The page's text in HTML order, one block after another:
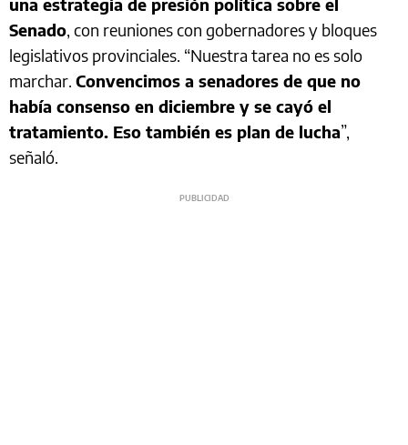
una estrategia de presión política sobre el
Senado, con reuniones con gobernadores y bloques
legislativos provinciales. “Nuestra tarea no es solo
marchar. Convencimos a senadores de que no
había consenso en diciembre y se cayó el
tratamiento. Eso también es plan de lucha”,
señaló.